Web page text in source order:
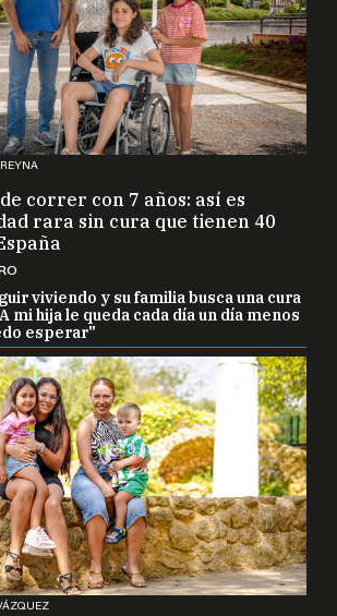
correr con 7 años: así es
rara sin cura que tienen 40
viviendo y su familia busca una cura
mi hija le queda cada día un día menos
esperar"